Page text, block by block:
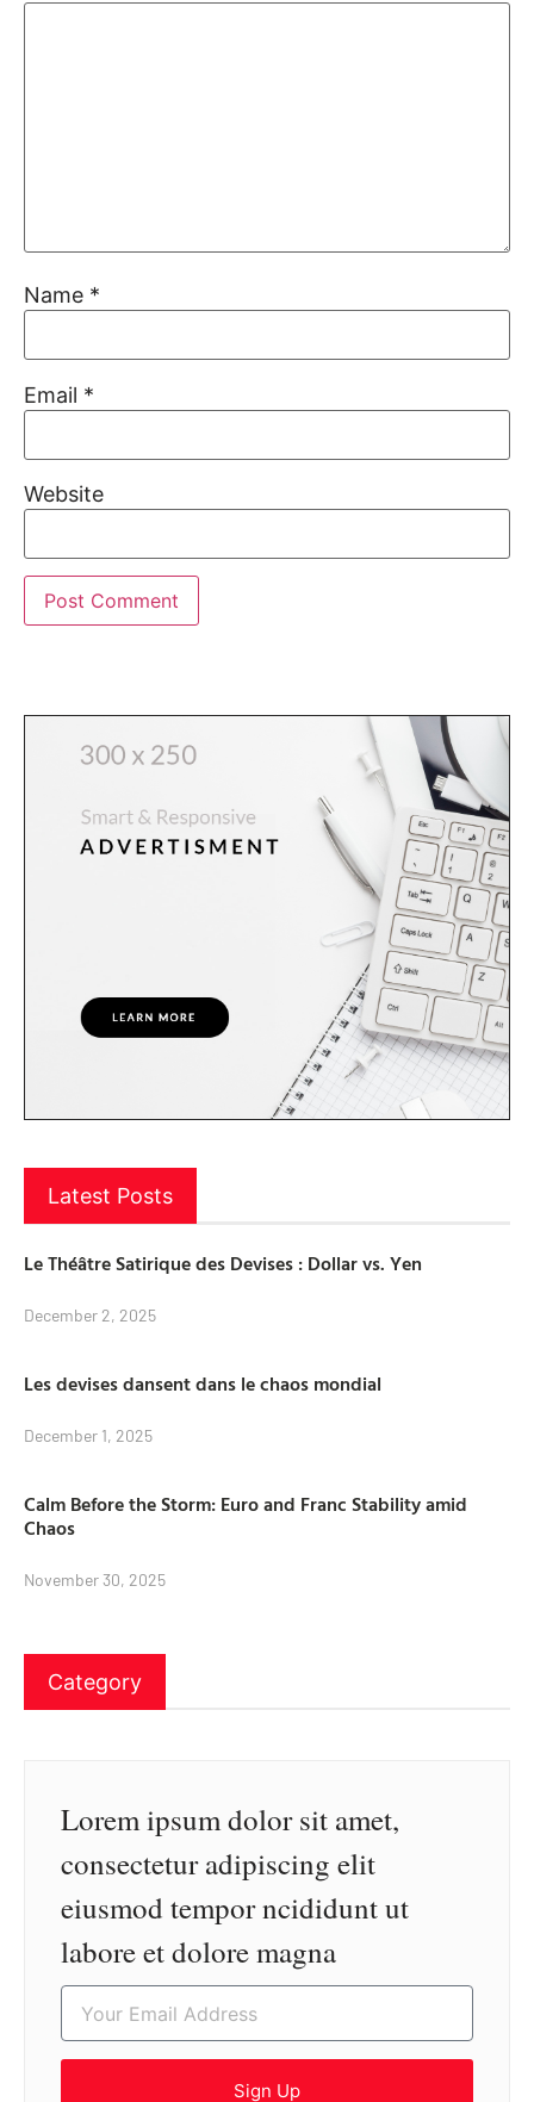
Name *
Email *
Website
Latest Posts
Le Théâtre Satirique des Devises : Dollar vs. Yen
December 2, 2025
Les devises dansent dans le chaos mondial
December 1, 2025
Calm Before the Storm: Euro and Franc Stability amid
Chaos
November 30, 2025
Category
Lorem ipsum dolor sit amet,
consectetur adipiscing elit
eiusmod tempor ncididunt ut
labore et dolore magna
Sign Up